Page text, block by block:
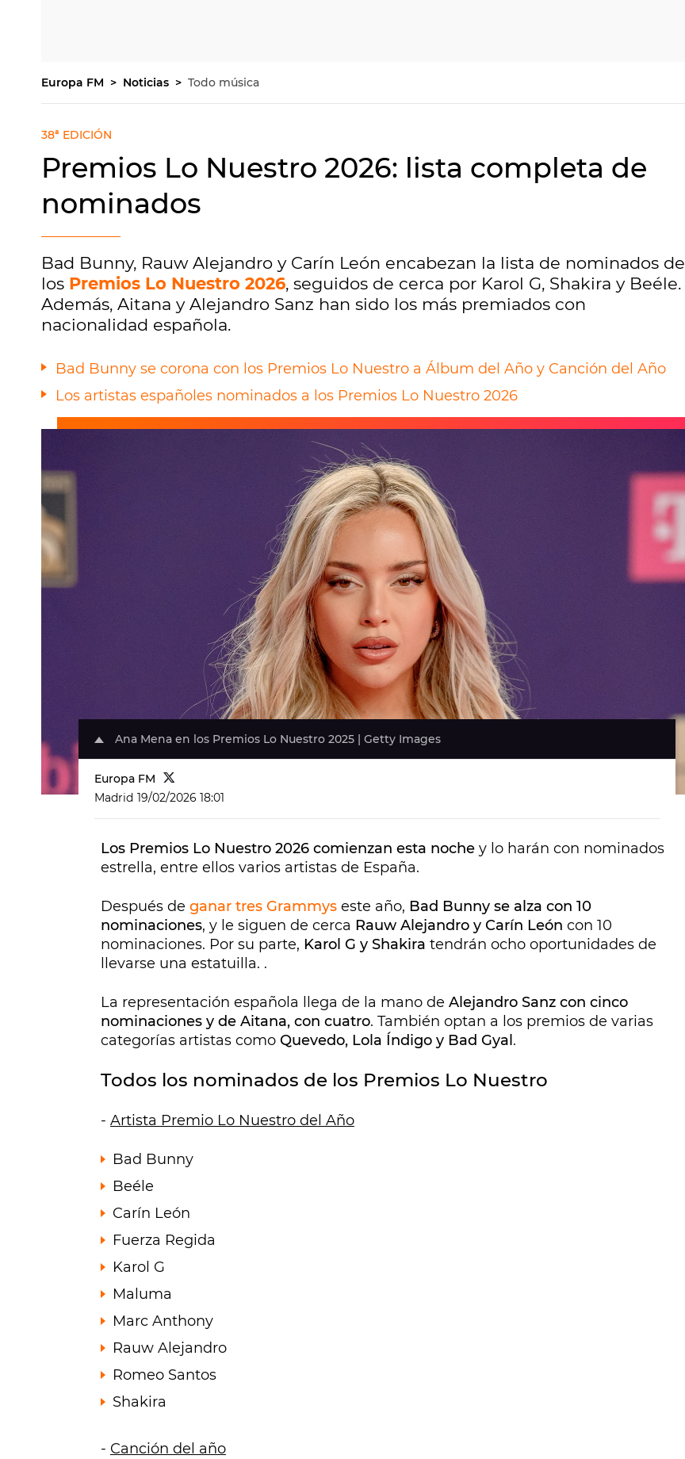
Europa FM Noticias Todo música
38ª EDICIÓN
Premios Lo Nuestro 2026: lista completa de
nominados
Bad Bunny, Rauw Alejandro y Carín León encabezan la lista de nominados de
los Premios Lo Nuestro 2026, seguidos de cerca por Karol G, Shakira y Beéle.
Además, Aitana y Alejandro Sanz han sido los más premiados con
nacionalidad española.
Bad Bunny se corona con los Premios Lo Nuestro a Álbum del Año y Canción del Año
Los artistas españoles nominados a los Premios Lo Nuestro 2026
Ana Mena en los Premios Lo Nuestro 2025 | Getty Images
Europa FM
Madrid 19/02/2026 18:01
Los Premios Lo Nuestro 2026 comienzan esta noche y lo harán con nominados
estrella, entre ellos varios artistas de España.
Después de ganar tres Grammys este año, Bad Bunny se alza con 10
nominaciones, y le siguen de cerca Rauw Alejandro y Carín León con 10
nominaciones. Por su parte, Karol G y Shakira tendrán ocho oportunidades de
llevarse una estatuilla. .
La representación española llega de la mano de Alejandro Sanz con cinco
nominaciones y de Aitana, con cuatro. También optan a los premios de varias
categorías artistas como Quevedo, Lola Índigo y Bad Gyal .
Todos los nominados de los Premios Lo Nuestro
- Artista Premio Lo Nuestro del Año
Bad Bunny
Beéle
Carín León
Fuerza Regida
Karol G
Maluma
Marc Anthony
Rauw Alejandro
Romeo Santos
Shakira
- Canción del año